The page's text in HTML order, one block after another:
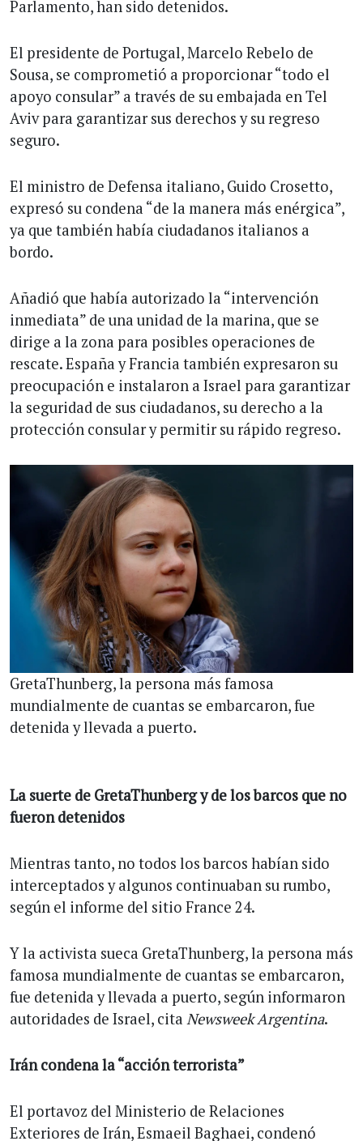
Parlamento, han sido detenidos.
El presidente de Portugal, Marcelo Rebelo de
Sousa, se comprometió a proporcionar “todo el
apoyo consular” a través de su embajada en Tel
Aviv para garantizar sus derechos y su regreso
seguro.
El ministro de Defensa italiano, Guido Crosetto,
expresó su condena “de la manera más enérgica”,
ya que también había ciudadanos italianos a
bordo.
Añadió que había autorizado la “intervención
inmediata” de una unidad de la marina, que se
dirige a la zona para posibles operaciones de
rescate. España y Francia también expresaron su
preocupación e instalaron a Israel para garantizar
la seguridad de sus ciudadanos, su derecho a la
protección consular y permitir su rápido regreso.
GretaThunberg, la persona más famosa
mundialmente de cuantas se embarcaron, fue
detenida y llevada a puerto.
La suerte de GretaThunberg y de los barcos que no
fueron detenidos
Mientras tanto, no todos los barcos habían sido
interceptados y algunos continuaban su rumbo,
según el informe del sitio France 24.
Y la activista sueca GretaThunberg, la persona más
famosa mundialmente de cuantas se embarcaron,
fue detenida y llevada a puerto, según informaron
autoridades de Israel, cita Newsweek Argentina.
Irán condena la “acción terrorista”
El portavoz del Ministerio de Relaciones
Exteriores de Irán, Esmaeil Baghaei, condenó